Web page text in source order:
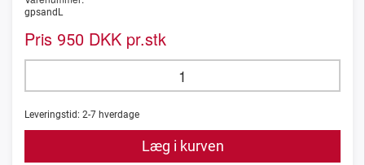
gpsandL
Pris 950 DKK pr.stk
Leveringstid: 2-7 hverdage
Læg i kurven